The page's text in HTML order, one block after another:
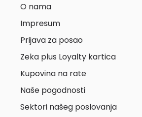
O nama
Impresum
Prijava za posao
Zeka plus Loyalty kartica
Kupovina na rate
Naše pogodnosti
Sektori našeg poslovanja